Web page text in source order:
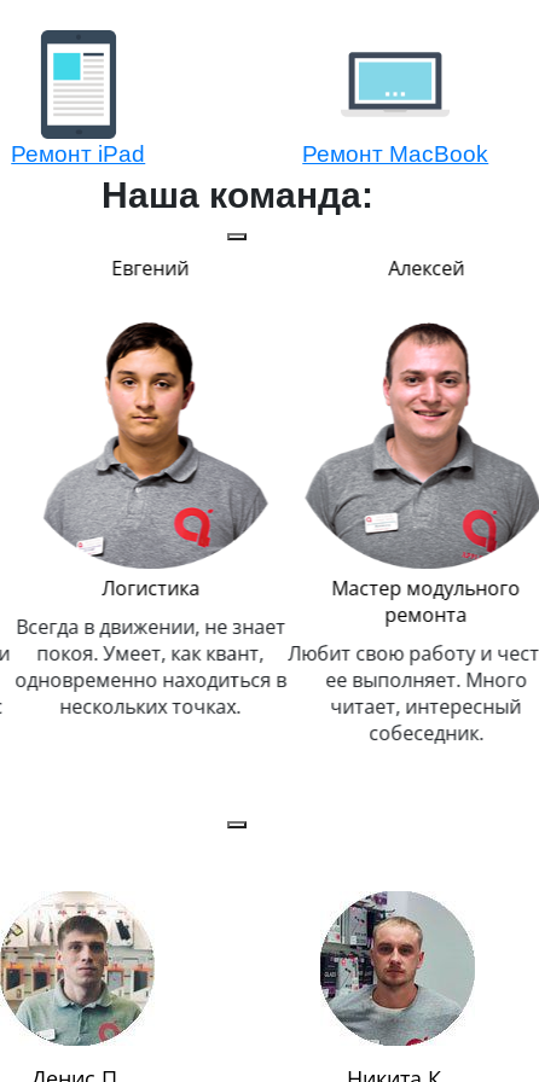
Ремонт iPad Ремонт MacBook
Наша команда:
Евгений
Логистика
Всегда в движении, не знает
покоя. Умеет, как квант,
одновременно находиться в
нескольких точках.
Алексей
Мастер модульного
ремонта
Любит свою работу и честно
ее выполняет. Много
читает, интересный
собеседник.